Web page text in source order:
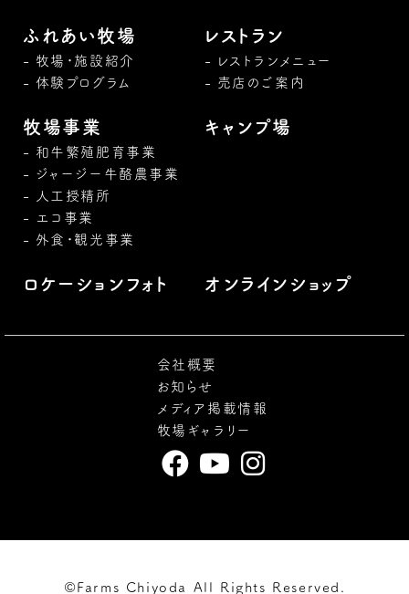
ふれあい牧場
牧場・施設紹介
体験プログラム
レストラン
レストランメニュー
売店のご案内
牧場事業
和牛繁殖肥育事業
ジャージー牛酪農事業
人工授精所
エコ事業
外食・観光事業
キャンプ場
ロケーションフォト オンラインショップ
会社概要
お知らせ
メディア掲載情報
牧場ギャラリー
©Farms Chiyoda All Rights Reserved.